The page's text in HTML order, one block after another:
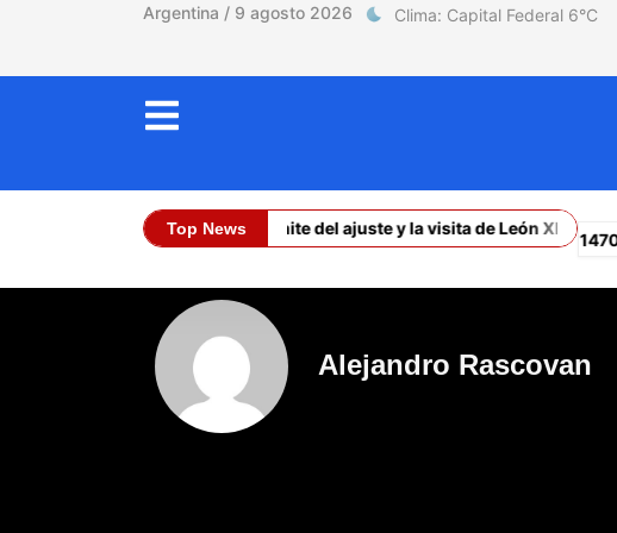
Argentina / 9 agosto 2026 6°C
Top News
La calle, el límite del ajuste y la visita de León XIV
Dólar Oficial (Compra):$
Alejandro Rascovan